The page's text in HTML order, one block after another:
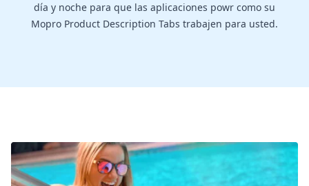
día y noche para que las aplicaciones powr como su
Mopro Product Description Tabs trabajen para usted.